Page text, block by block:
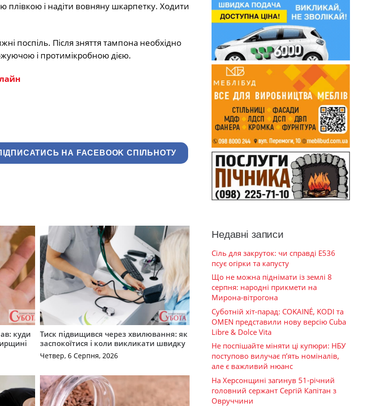
плівкою і надіти вовняну шкарпетку. Ходити
поспіль. Після зняття тампона необхідно
і протимікробною дією.
НА FACEBOOK СПІЛЬНОТУ
куди
Тиск підвищився через хвилювання: як
заспокоїтися і коли викликати швидку
Четвер, 6 Серпня, 2026
Недавні записи
Сіль для закруток: чи справді Е536
псує огірки та капусту
Що не можна піднімати із землі 8
серпня: народні прикмети на
Мирона-вітрогона
Суботній хіт-парад: COKAINÉ, KODI та
OMEN представили нову версію Cuba
Libre & Dolce Vita
Не поспішайте міняти ці купюри: НБУ
поступово вилучає п’ять номіналів,
але є важливий нюанс
На Херсонщині загинув 51-річний
головний сержант Сергій Капітан з
Овруччини